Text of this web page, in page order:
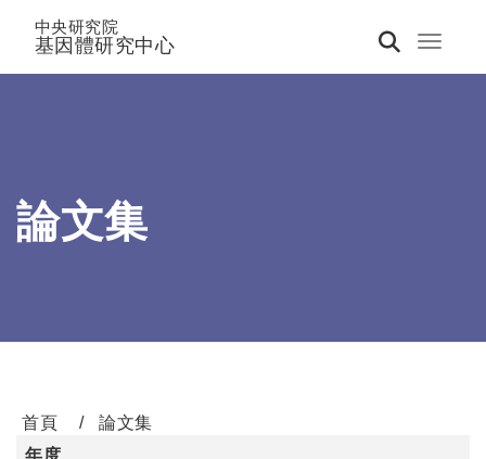
Toggle
中央研究院
基因體研究中心
論文集
首頁
論文集
年度